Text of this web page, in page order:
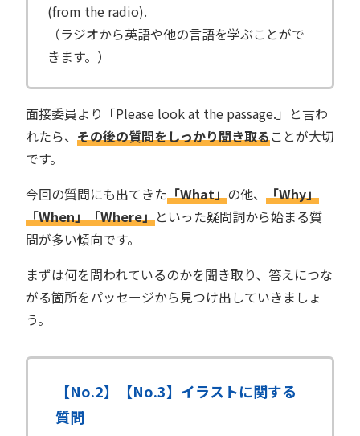
(from the radio).
（ラジオから英語や他の言語を学ぶことがで
きます。）
面接委員より「Please look at the passage.」と言わ
れたら、 その後の質問をしっかり聞き取ることが大切
です。
今回の質問にも出てきた「What」の他、 「Why」
「When」「Where」といった疑問詞から始まる質
問が多い傾向です。
まずは何を問われているのかを聞き取り、答えにつな
がる箇所をパッセージから見つけ出していきましょ
う。
【No.2】【No.3】イラストに関する
質問